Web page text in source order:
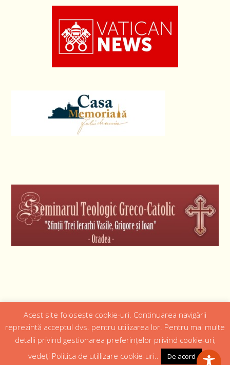
Designed byWeb Design 4Us Consulting |
Media
Cateheza
Parteneri
Politică confidențialitate
Acest site folosește cookie-uri. Continuarea navigării
reprezintă acceptul dvs. pentru utilizarea lor. Pentru mai multe
detalii privind gestionarea preferințelor privind cookie-uri,
vedeți Politica de utillizare cookie-uri..
De acord